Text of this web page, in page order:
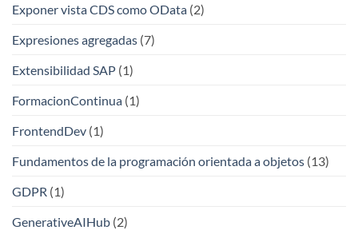
Exponer vista CDS como OData (2)
Expresiones agregadas (7)
Extensibilidad SAP (1)
FormacionContinua (1)
FrontendDev (1)
Fundamentos de la programación orientada a objetos (13)
GDPR (1)
GenerativeAIHub (2)